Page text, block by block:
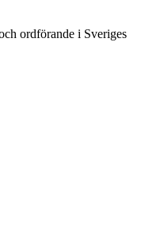
ordförande i Sveriges